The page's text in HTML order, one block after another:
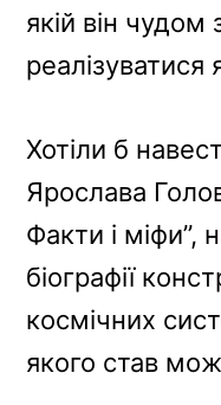
якій він чудом
реалізуватися
Хотіли б
Ярослава
Факти і міфи”,
біографії
космічних
якого став